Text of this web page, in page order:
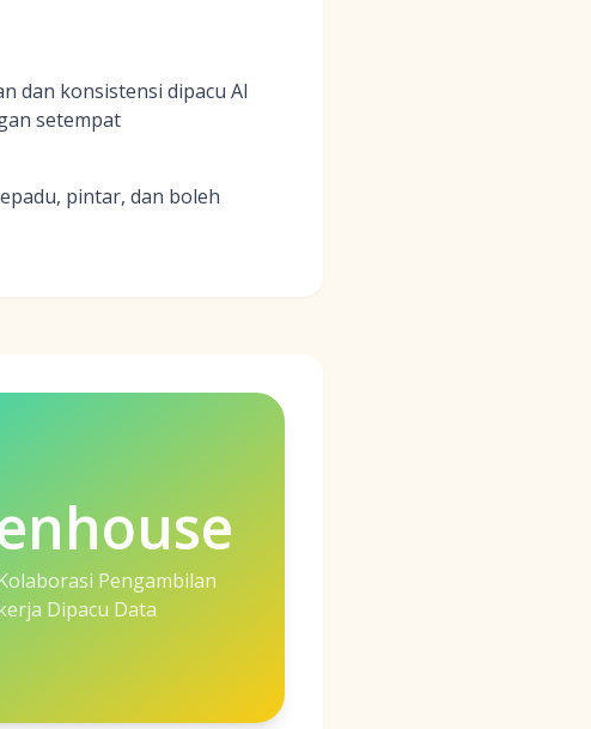
dan konsistensi dipacu AI
setempat
pintar, dan boleh
Pengambilan
Dipacu Data